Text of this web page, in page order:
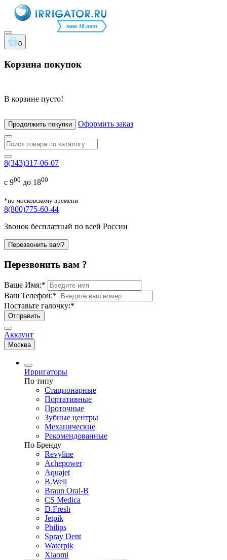
0
Корзина покупок
В корзине пусто!
Продолжить покупки Оформить заказ
8(343)317-06-07
с 900 до 1800
*по московскому времени
8(800)775-60-44
Звонок бесплатный по всей России
Перезвонить вам?
Перезвонить вам ?
Ваше Имя:*
Ваш Телефон:*
Поставьте галочку:*
Отправить
Аккаунт
Москва
Ирригаторы
По типу
Стационарные
Портативные
Проточные
Зубные центры
Механические
Рекомендованные
По Бренду
Revyline
Achepower
Aquajet
B.Well
Braun Oral-B
CS Medica
D.Fresh
Jetpik
Philips
Spray Dent
Waterpik
Xiaomi